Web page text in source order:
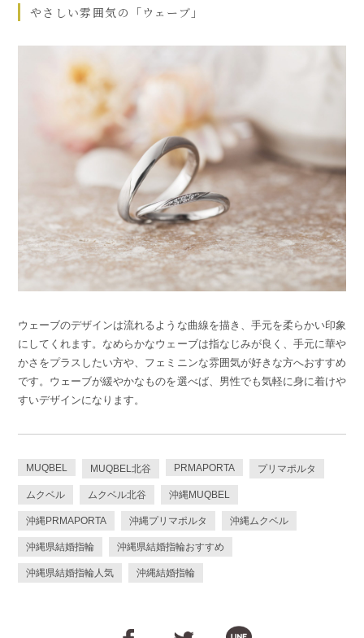
やさしい雰囲気の「ウェーブ」
ウェーブのデザインは流れるような曲線を描き、手元を柔らかい印象
にしてくれます。なめらかなウェーブは指なじみが良く、手元に華や
かさをプラスしたい方や、フェミニンな雰囲気が好きな方へおすすめ
です。ウェーブが緩やかなものを選べば、男性でも気軽に身に着けや
すいデザインになります。
MUQBEL MUQBEL北谷 PRMAPORTA プリマポルタ
ムクベル ムクベル北谷 沖縄MUQBEL
沖縄PRMAPORTA 沖縄プリマポルタ 沖縄ムクベル
沖縄県結婚指輪 沖縄県結婚指輪おすすめ
沖縄県結婚指輪人気 沖縄結婚指輪